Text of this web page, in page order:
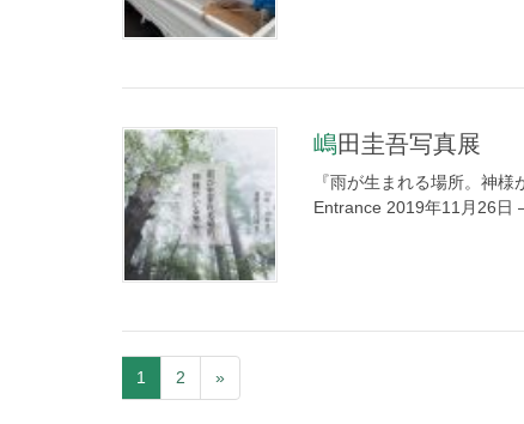
嶋田圭吾写真展
『雨が生まれる場所。神
Entrance 2019年11月26
1 2 »